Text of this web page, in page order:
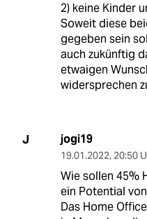
2) keine Kinder
Soweit diese
gegeben sein
auch zukünftig
etwaigen
widersprechen
J jogi19
19.01.2022, 20:50
Wie sollen 45%
ein Potential
Das Home